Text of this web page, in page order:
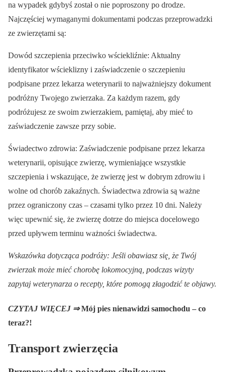
na wypadek gdybyś został o nie poproszony po drodze.
Najczęściej wymaganymi dokumentami podczas przeprowadzki
ze zwierzętami są:
Dowód szczepienia przeciwko wściekliźnie: Aktualny
identyfikator wścieklizny i zaświadczenie o szczepieniu
podpisane przez lekarza weterynarii to najważniejszy dokument
podróżny Twojego zwierzaka. Za każdym razem, gdy
podróżujesz ze swoim zwierzakiem, pamiętaj, aby mieć to
zaświadczenie zawsze przy sobie.
Świadectwo zdrowia: Zaświadczenie podpisane przez lekarza
weterynarii, opisujące zwierzę, wymieniające wszystkie
szczepienia i wskazujące, że zwierzę jest w dobrym zdrowiu i
wolne od chorób zakaźnych. Świadectwa zdrowia są ważne
przez ograniczony czas – czasami tylko przez 10 dni. Należy
więc upewnić się, że zwierzę dotrze do miejsca docelowego
przed upływem terminu ważności świadectwa.
Wskazówka dotycząca podróży: Jeśli obawiasz się, że Twój
zwierzak może mieć chorobę lokomocyjną, podczas wizyty
zapytaj weterynarza o recepty, które pomogą złagodzić te objawy.
CZYTAJ WIĘCEJ ⇒Mój pies nienawidzi samochodu – co
teraz?!
Transport zwierzęcia